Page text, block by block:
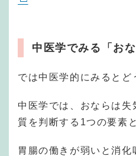
中医学でみる「お
では中医学的にみるとど
中医学では、おならは
質を判断する1つの要素
胃腸の働きが弱いと消